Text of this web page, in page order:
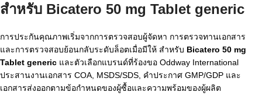
สำหรับ Bicatero 50 mg Tablet generic
การประกันคุณภาพเริ่มจากการตรวจสอบผู้จัดหา การตรวจทานเอกสาร
และการตรวจสอบย้อนกลับระดับล็อตเมื่อมีให้ สำหรับ Bicatero 50 mg
Tablet generic และตัวเลือกแบรนด์ที่ร้องขอ Oddway International
ประสานงานเอกสาร COA, MSDS/SDS, คำประกาศ GMP/GDP และ
เอกสารส่งออกตามข้อกำหนดของผู้ซื้อและความพร้อมของผู้ผลิต